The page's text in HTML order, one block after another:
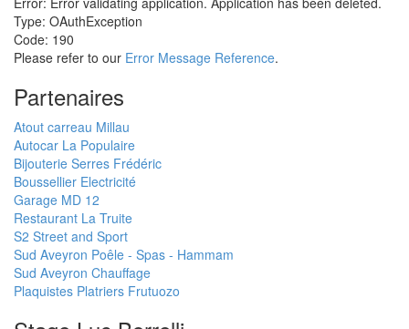
Type: OAuthException
Code: 190
Please refer to our Error Message Reference.
Partenaires
Atout carreau Millau
Autocar La Populaire
Bijouterie Serres Frédéric
Boussellier Electricité
Garage MD 12
Restaurant La Truite
S2 Street and Sport
Sud Aveyron Poêle - Spas - Hammam
Sud Aveyron Chauffage
Plaquistes Platriers Frutuozo